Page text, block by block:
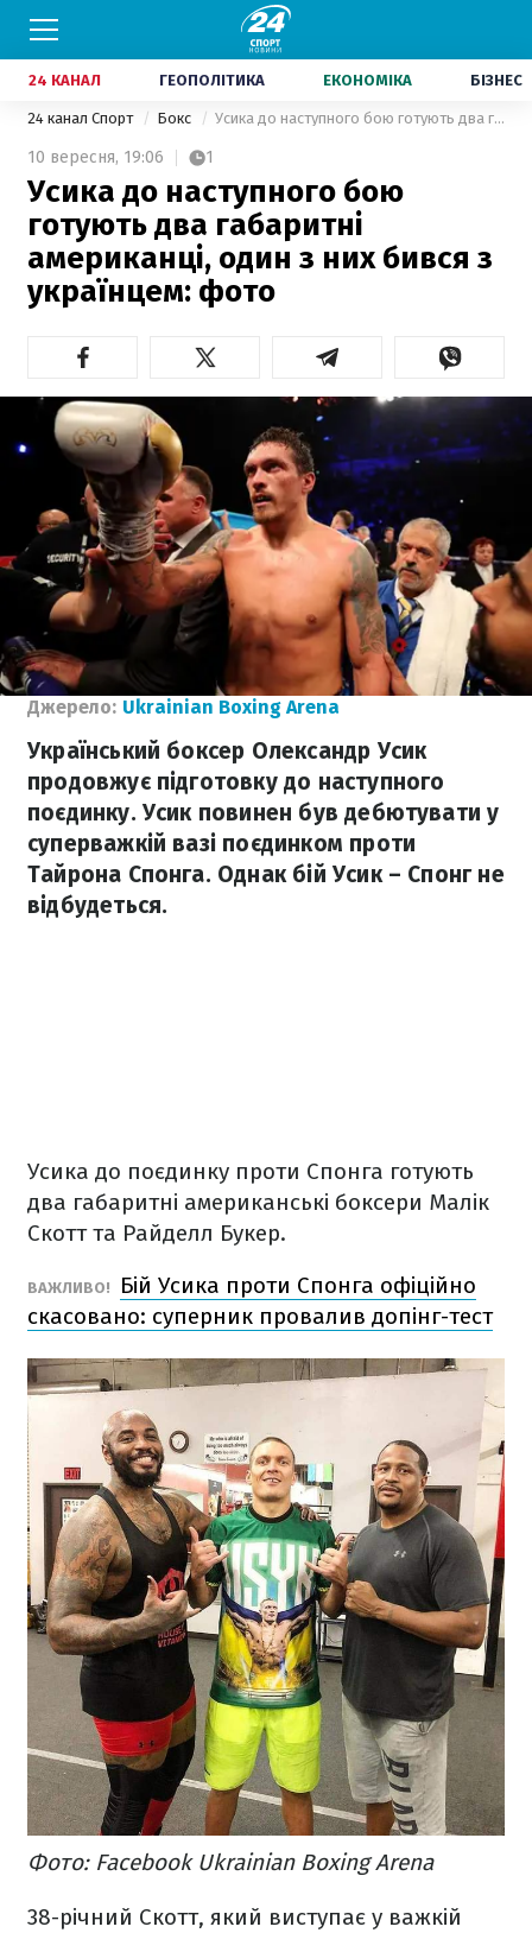
24 КАНАЛ ГЕОПОЛІТИКА ЕКОНОМІКА БІЗНЕС
24 канал Спорт Бокс Усика до наступного бою готують два габаритні американці, один з них бився з українцем: фото
10 вересня, 19:06 1
Усика до наступного бою
готують два габаритні
американці, один з них бився з
українцем: фото
Джерело: Ukrainian Boxing Arena
Український боксер Олександр Усик
продовжує підготовку до наступного
поєдинку. Усик повинен був дебютувати у
суперважкій вазі поєдинком проти
Тайрона Спонга. Однак бій Усик – Спонг не
відбудеться.
Усика до поєдинку проти Спонга готують
два габаритні американські боксери Малік
Скотт та Райделл Букер.
ВАЖЛИВО!
Бій Усика проти Спонга офіційно
скасовано: суперник провалив допінг-тест
Фото: Facebook Ukrainian Boxing Arena
38-річний Скотт, який виступає у важкій